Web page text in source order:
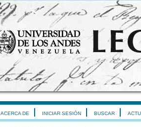
ACERCA DE INICIAR SESIÓN BUSCAR